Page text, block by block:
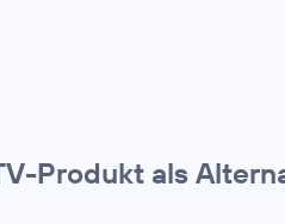
Produkt als